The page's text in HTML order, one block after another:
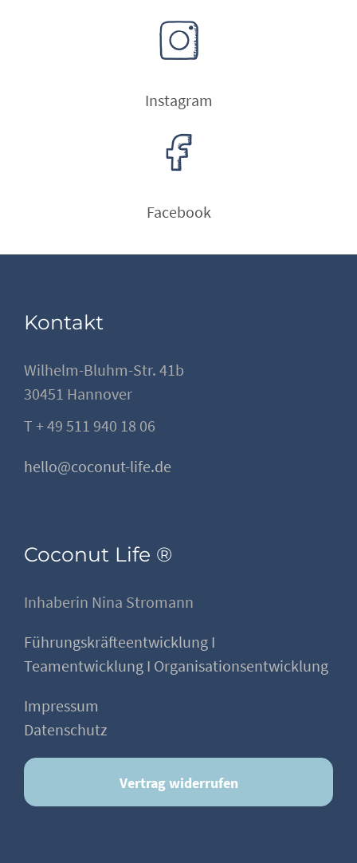
Instagram
Facebook
Kontakt
Wilhelm-Bluhm-Str. 41b
30451 Hannover
T + 49 511 940 18 06
hello@coconut-life.de
Coconut Life ®
Inhaberin Nina Stromann
Führungskräfteentwicklung I
Teamentwicklung I Organisationsentwicklung
Impressum
Datenschutz
Vertrag widerrufen